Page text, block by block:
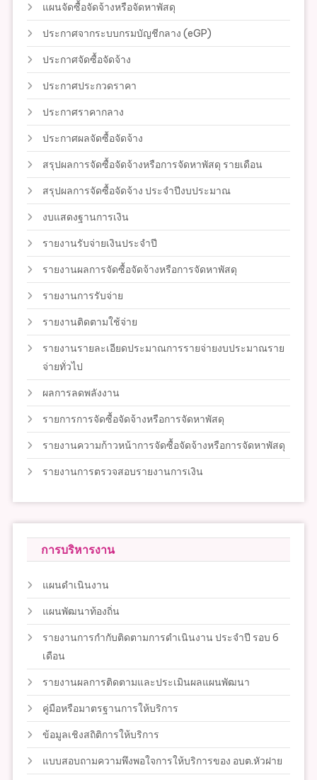
แผนจัดซื้อจัดจ้างหรือจัดหาพัสดุ
ประกาศจากระบบกรมบัญชีกลาง (eGP)
ประกาศจัดซื้อจัดจ้าง
ประกาศประกวดราคา
ประกาศราคากลาง
ประกาศผลจัดซื้อจัดจ้าง
สรุปผลการจัดซื้อจัดจ้างหรือการจัดหาพัสดุ รายเดือน
สรุปผลการจัดซื้อจัดจ้าง ประจำปีงบประมาณ
งบแสดงฐานการเงิน
รายงานรับจ่ายเงินประจำปี
รายงานผลการจัดซื้อจัดจ้างหรือการจัดหาพัสดุ
รายงานการรับจ่าย
รายงานติดตามใช้จ่าย
รายงานรายละเอียดประมาณการรายจ่ายงบประมาณราย
จ่ายทั่วไป
ผลการลดพลังงาน
รายการการจัดซื้อจัดจ้างหรือการจัดหาพัสดุ
รายงานความก้าวหน้าการจัดซื้อจัดจ้างหรือการจัดหาพัสดุ
รายงานการตรวจสอบรายงานการเงิน
การบริหารงาน
แผนดำเนินงาน
แผนพัฒนาท้องถิ่น
รายงานการกำกับติดตามการดำเนินงาน ประจำปี รอบ 6
เดือน
รายงานผลการติดตามและประเมินผลแผนพัฒนา
คู่มือหรือมาตรฐานการให้บริการ
ข้อมูลเชิงสถิติการให้บริการ
แบบสอบถามความพึงพอใจการให้บริการของ อบต.หัวฝาย